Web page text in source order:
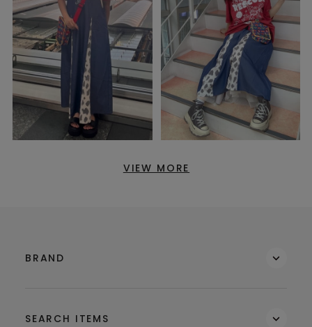
VIEW MORE
BRAND
SEARCH ITEMS